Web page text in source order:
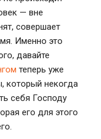
— вне
совершает
Именно это
давайте
теперь уже
который некогда
себя Господу
его для этого